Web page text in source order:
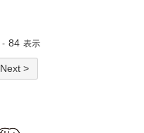
- 84 表示
Next >